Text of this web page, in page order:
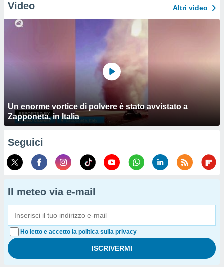
Video Altri video
Un enorme vortice di polvere è stato avvistato a
Zapponeta, in Italia
Seguici
Il meteo via e-mail
Ho letto e accetto la politica sulla privacy